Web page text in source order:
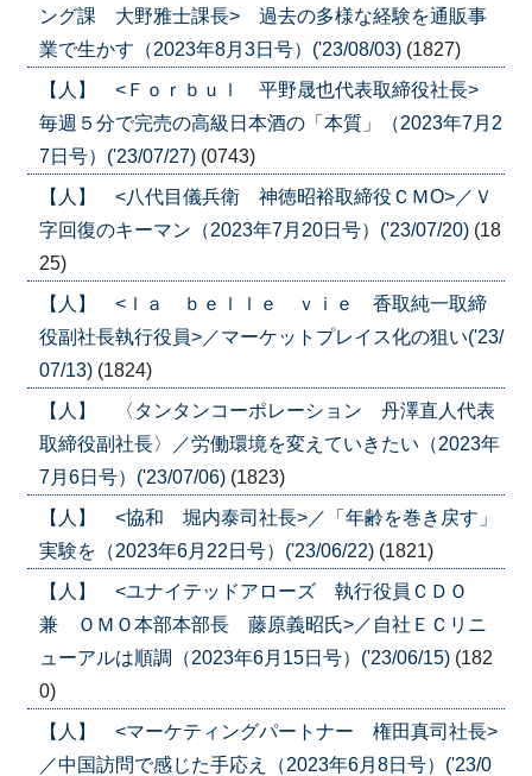
ング課 大野雅士課長> 過去の多様な経験を通販事
業で生かす（2023年8月3日号）('23/08/03) (1827)
【人】 <Ｆｏｒｂｕｌ 平野晟也代表取締役社長>
毎週５分で完売の高級日本酒の「本質」（2023年7月2
7日号）('23/07/27) (0743)
【人】 <八代目儀兵衛 神徳昭裕取締役ＣＭО>／Ｖ
字回復のキーマン（2023年7月20日号）('23/07/20) (18
25)
【人】 <ｌａ ｂｅｌｌｅ ｖｉｅ 香取純一取締
役副社長執行役員>／マーケットプレイス化の狙い('23/
07/13) (1824)
【人】 〈タンタンコーポレーション 丹澤直人代表
取締役副社長〉／労働環境を変えていきたい（2023年
7月6日号）('23/07/06) (1823)
【人】 <協和 堀内泰司社長>／「年齢を巻き戻す」
実験を（2023年6月22日号）('23/06/22) (1821)
【人】 <ユナイテッドアローズ 執行役員ＣＤＯ
兼 ＯＭＯ本部本部長 藤原義昭氏>／自社ＥＣリニ
ューアルは順調（2023年6月15日号）('23/06/15) (182
0)
【人】 <マーケティングパートナー 権田真司社長>
／中国訪問で感じた手応え（2023年6月8日号）('23/0